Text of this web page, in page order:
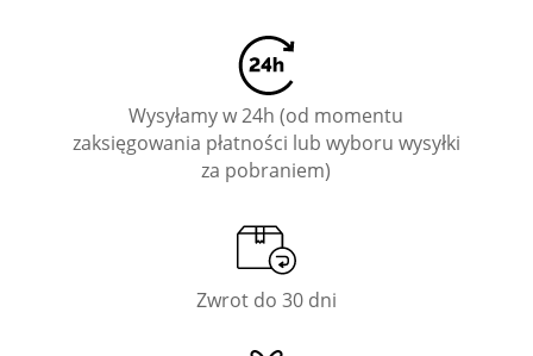
Wysyłamy w 24h (od momentu
zaksięgowania płatności lub wyboru wysyłki
za pobraniem)
Zwrot do 30 dni